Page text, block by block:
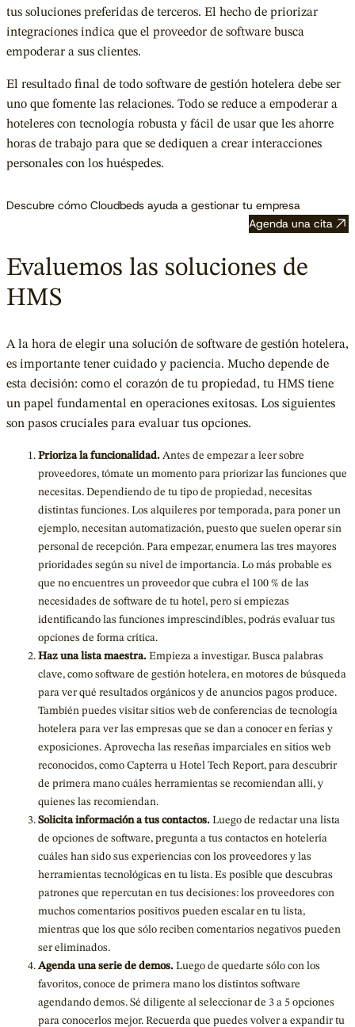
tus soluciones preferidas de terceros. El hecho de priorizar
integraciones indica que el proveedor de software busca
empoderar a sus clientes.
El resultado final de todo software de gestión hotelera debe ser
uno que fomente las relaciones. Todo se reduce a empoderar a
hoteleres con tecnología robusta y fácil de usar que les ahorre
horas de trabajo para que se dediquen a crear interacciones
personales con los huéspedes.
Descubre cómo Cloudbeds ayuda a gestionar tu empresa
Agenda una cita
Evaluemos las soluciones de
HMS
A la hora de elegir una solución de software de gestión hotelera,
es importante tener cuidado y paciencia. Mucho depende de
esta decisión: como el corazón de tu propiedad, tu HMS tiene
un papel fundamental en operaciones exitosas. Los siguientes
son pasos cruciales para evaluar tus opciones.
Prioriza la funcionalidad. Antes de empezar a leer sobre
proveedores, tómate un momento para priorizar las funciones que
necesitas. Dependiendo de tu tipo de propiedad, necesitas
distintas funciones. Los alquileres por temporada, para poner un
ejemplo, necesitan automatización, puesto que suelen operar sin
personal de recepción. Para empezar, enumera las tres mayores
prioridades según su nivel de importancia. Lo más probable es
que no encuentres un proveedor que cubra el 100 % de las
necesidades de software de tu hotel, pero si empiezas
identificando las funciones imprescindibles, podrás evaluar tus
opciones de forma crítica.
Haz una lista maestra. Empieza a investigar. Busca palabras
clave, como software de gestión hotelera, en motores de búsqueda
para ver qué resultados orgánicos y de anuncios pagos produce.
También puedes visitar sitios web de conferencias de tecnología
hotelera para ver las empresas que se dan a conocer en ferias y
exposiciones. Aprovecha las reseñas imparciales en sitios web
reconocidos, como Capterra u Hotel Tech Report, para descubrir
de primera mano cuáles herramientas se recomiendan allí, y
quienes las recomiendan.
Solicita información a tus contactos. Luego de redactar una lista
de opciones de software, pregunta a tus contactos en hotelería
cuáles han sido sus experiencias con los proveedores y las
herramientas tecnológicas en tu lista. Es posible que descubras
patrones que repercutan en tus decisiones: los proveedores con
muchos comentarios positivos pueden escalar en tu lista,
mientras que los que sólo reciben comentarios negativos pueden
ser eliminados.
Agenda una serie de demos. Luego de quedarte sólo con los
favoritos, conoce de primera mano los distintos software
agendando demos. Sé diligente al seleccionar de 3 a 5 opciones
para conocerlos mejor. Recuerda que puedes volver a expandir tu